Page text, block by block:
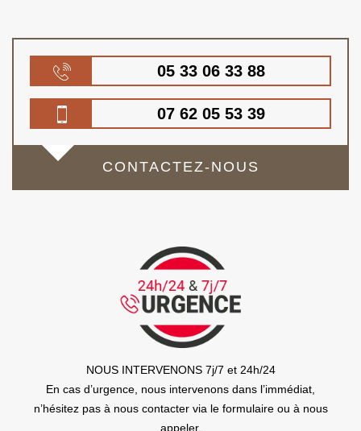
05 33 06 33 88
07 62 05 53 39
CONTACTEZ-NOUS
NOUS INTERVENONS 7j/7 et 24h/24
En cas d’urgence, nous intervenons dans l’immédiat,
n’hésitez pas à nous contacter via le formulaire ou à nous
appeler.